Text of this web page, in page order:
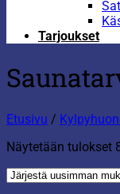
Tarjoukset
Etusivu /
Näytetään tulokset